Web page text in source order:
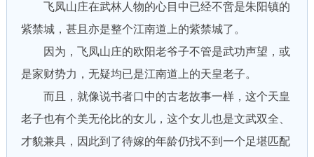
飞凤山庄在武林人物的心目中已经不啻是朱阳镇的
紫禁城，甚且亦是整个江南道上的紫禁城了。
因为，飞凤山庄的欧阳老爷子不管是武功声望，或
是家财势力，无疑均已是江南道上的天皇老子。
而且，就像说书者口中的古老故事一样，这个天皇
老子也有个美无伦比的女儿，这个女儿也是文武双全、
才貌兼具，因此到了待嫁的年龄仍找不到一个足堪匹配